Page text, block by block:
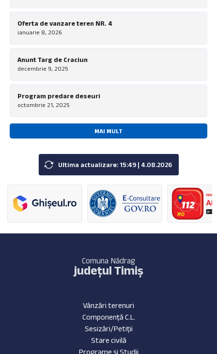
Oferta de vanzare teren NR. 4
ianuarie 8, 2026
Anunt Targ de Craciun
decembrie 9, 2025
Program predare deseuri
octombrie 21, 2025
MAI MULT
Ultima actualizare: 15:49 | 4.08.2026
Comuna Nădrag
județul Timiș
Vânzări terenuri
Componență C.L.
Sesizări/Petiții
Stare civilă
Programe și Studii